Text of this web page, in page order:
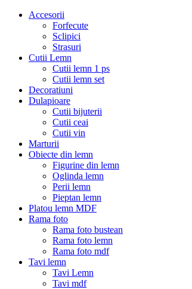
Accesorii
Forfecute
Sclipici
Strasuri
Cutii Lemn
Cutii lemn 1 ps
Cutii lemn set
Decoratiuni
Dulapioare
Cutii bijuterii
Cutii ceai
Cutii vin
Marturii
Obiecte din lemn
Figurine din lemn
Oglinda lemn
Perii lemn
Pieptan lemn
Platou lemn MDF
Rama foto
Rama foto bustean
Rama foto lemn
Rama foto mdf
Tavi lemn
Tavi Lemn
Tavi mdf